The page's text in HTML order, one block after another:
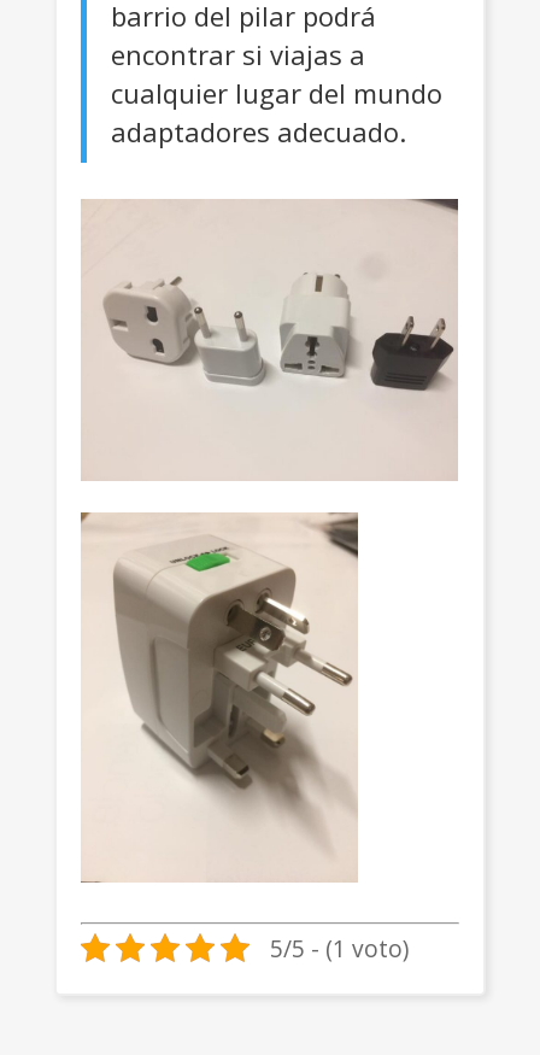
barrio del pilar podrá
encontrar si viajas a
cualquier lugar del mundo
adaptadores adecuado.
5/5 - (1 voto)